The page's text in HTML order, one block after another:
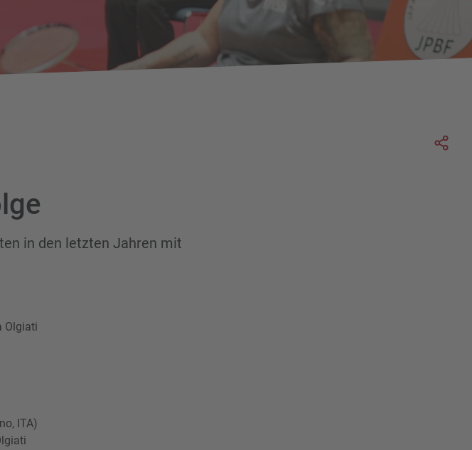
in den letzten Jahren mit
Olgiati
ITA)